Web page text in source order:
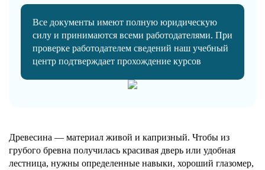
Все документы имеют полную юридическую
силу и принимаются всеми работодателями. При
проверке работодателем сведений наш учебный
центр подтверждает прохождение курсов
Древесина — материал живой и капризный. Чтобы из
грубого бревна получилась красивая дверь или удобная
лестница, нужны определенные навыки, хороший глазомер,